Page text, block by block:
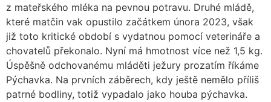
z mateřského mléka na pevnou potravu. Druhé mládě,
které matčin vak opustilo začátkem února 2023, však
již toto kritické období s vydatnou pomocí veterináře a
chovatelů překonalo. Nyní má hmotnost více než 1,5 kg.
Úspěšně odchovanému mláděti ježury prozatím říkáme
Pýchavka. Na prvních záběrech, kdy ještě nemělo příliš
patrné bodliny, totiž vypadalo jako houba pýchavka.